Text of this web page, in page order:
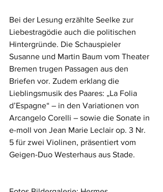
Bei der Lesung erzählte Seelke zur
Liebestragödie auch die politischen
Hintergründe. Die Schauspieler
Susanne und Martin Baum vom Theater
Bremen trugen Passagen aus den
Briefen vor. Zudem erklang die
Lieblingsmusik des Paares: „La Folia
d’Espagne“ – in den Variationen von
Arcangelo Corelli – sowie die Sonate in
e-moll von Jean Marie Leclair op. 3 Nr.
5 für zwei Violinen, präsentiert vom
Geigen-Duo Westerhaus aus Stade.